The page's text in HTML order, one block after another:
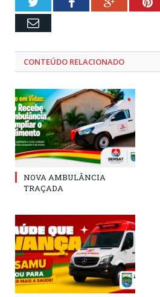
Email
CONTEÚDO RELACIONADO
NOVA AMBULÂNCIA
TRAÇADA